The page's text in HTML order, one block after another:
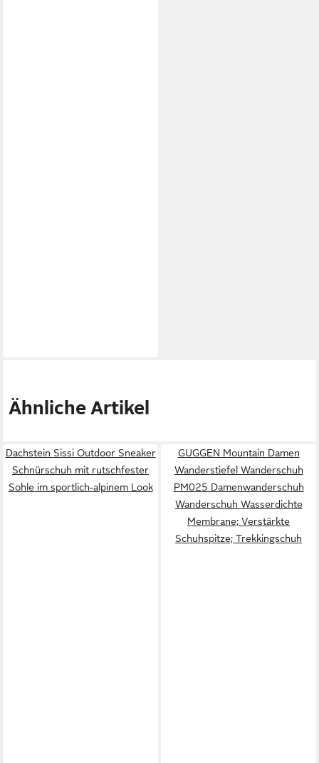
Ähnliche Artikel
Dachstein Sissi Outdoor Sneaker
Schnürschuh mit rutschfester
Sohle im sportlich-alpinem Look
GUGGEN Mountain Damen
Wanderstiefel Wanderschuh
PM025 Damenwanderschuh
Wanderschuh Wasserdichte
Membrane; Verstärkte
Schuhspitze; Trekkingschuh